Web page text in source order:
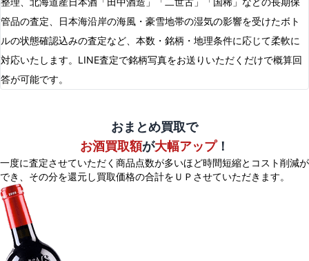
管品の査定、日本海沿岸の海風・豪雪地帯の湿気の影響を受けたボト
ルの状態確認込みの査定など、本数・銘柄・地理条件に応じて柔軟に
対応いたします。LINE査定で銘柄写真をお送りいただくだけで概算回
答が可能です。
おまとめ買取で
お酒買取額が大幅アップ！
一度に査定させていただく商品点数が多いほど時間短縮とコスト削減が
でき、 その分を還元し買取価格の合計をＵＰさせていただきます。